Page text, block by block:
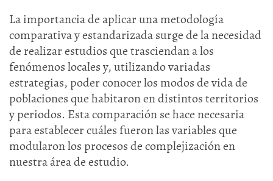
La importancia de aplicar una metodología
comparativa y estandarizada surge de la necesidad
de realizar estudios que trasciendan a los
fenómenos locales y, utilizando variadas
estrategias, poder conocer los modos de vida de
poblaciones que habitaron en distintos territorios
y periodos. Esta comparación se hace necesaria
para establecer cuáles fueron las variables que
modularon los procesos de complejización en
nuestra área de estudio.